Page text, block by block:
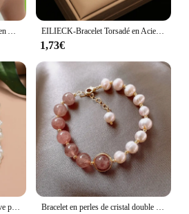
Ensemble de Bracelets Vintage en Argent et Clip pour Femme, Bijoux en Forme de Cœur, Strass, Géométrique, Ajustable, Manchette Extron EILIECK-Bracelet Torsadé en Acier Inoxydable Plaqué Or 18K pour Femme, Bracelets de Poignet, Bijoux Étanches, Cadeau de ix, SION L
1,73€